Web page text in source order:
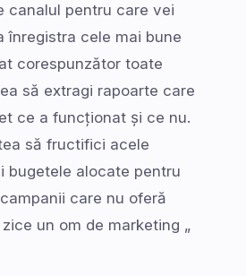
canalul pentru care vei
înregistra cele mai bune
corespunzător toate
să extragi rapoarte care
ce a funcționat și ce nu.
să fructifici acele
bugetele alocate pentru
care nu oferă
un om de marketing „